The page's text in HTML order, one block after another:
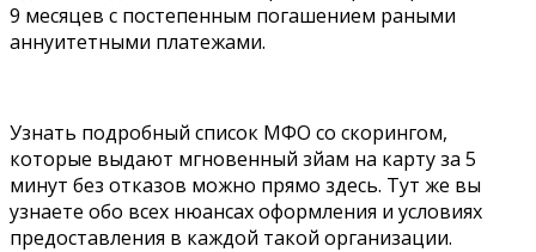
9 месяцев с постепенным погашением раными
аннуитетными платежами.
Узнать подробный список МФО со скорингом,
которые выдают мгновенный зйам на карту за 5
минут без отказов можно прямо здесь. Тут же вы
узнаете обо всех нюансах оформления и условиях
предоставления в каждой такой организации.